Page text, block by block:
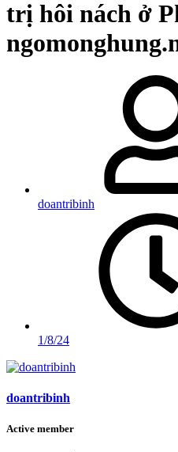
trị hôi nách ở
doantribinh
1/8/24
doantribinh
Active member